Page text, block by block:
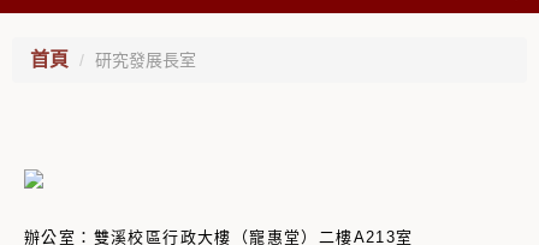
首頁 研究發展長室
辦公室：雙溪校區行政大樓（寵惠堂）二樓A213室